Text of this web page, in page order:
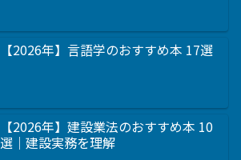
【2026年】言語学のおすすめ本 17選
【2026年】建設業法のおすすめ本 10
選｜建設実務を理解